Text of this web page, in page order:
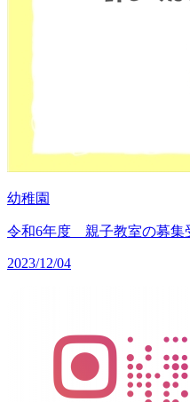
幼稚園
令和6年度 親子教室の募集
2023/12/04